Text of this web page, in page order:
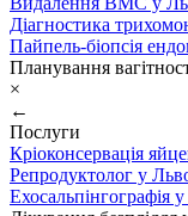
Діагностика
Пайпель-біопсія
Планування
×
←
Послуги
Кріоконсервація
Репродуктолог у
Ехосальпінгографія